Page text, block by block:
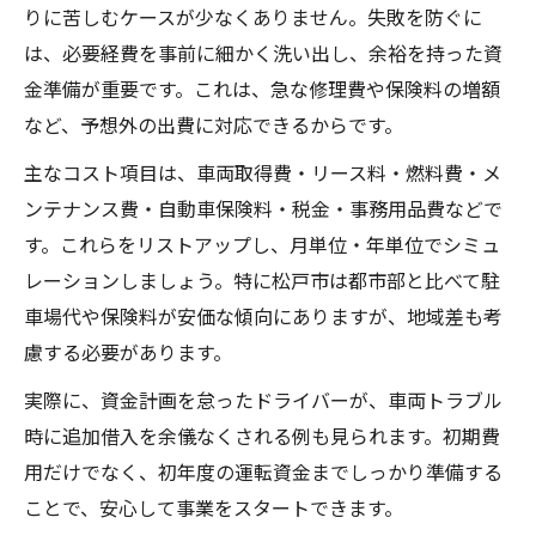
りに苦しむケースが少なくありません。失敗を防ぐに
は、必要経費を事前に細かく洗い出し、余裕を持った資
金準備が重要です。これは、急な修理費や保険料の増額
など、予想外の出費に対応できるからです。
主なコスト項目は、車両取得費・リース料・燃料費・メ
ンテナンス費・自動車保険料・税金・事務用品費などで
す。これらをリストアップし、月単位・年単位でシミュ
レーションしましょう。特に松戸市は都市部と比べて駐
車場代や保険料が安価な傾向にありますが、地域差も考
慮する必要があります。
実際に、資金計画を怠ったドライバーが、車両トラブル
時に追加借入を余儀なくされる例も見られます。初期費
用だけでなく、初年度の運転資金までしっかり準備する
ことで、安心して事業をスタートできます。